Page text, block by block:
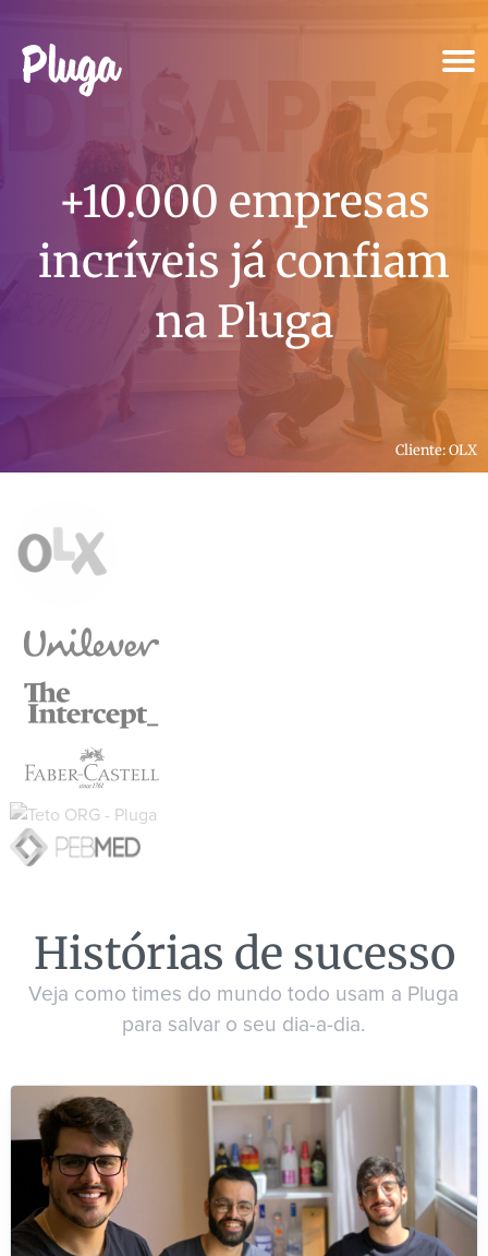
Ferramentas
Recursos
Criar conta grátis
+10.000 empresas
incríveis já confiam
na Pluga
Histórias de sucesso
Veja como times do mundo todo usam a Pluga
para salvar o seu dia-a-dia.